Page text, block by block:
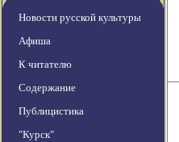
Новости русской культуры
Афиша
К читателю
Содержание
Публицистика
"Курск"